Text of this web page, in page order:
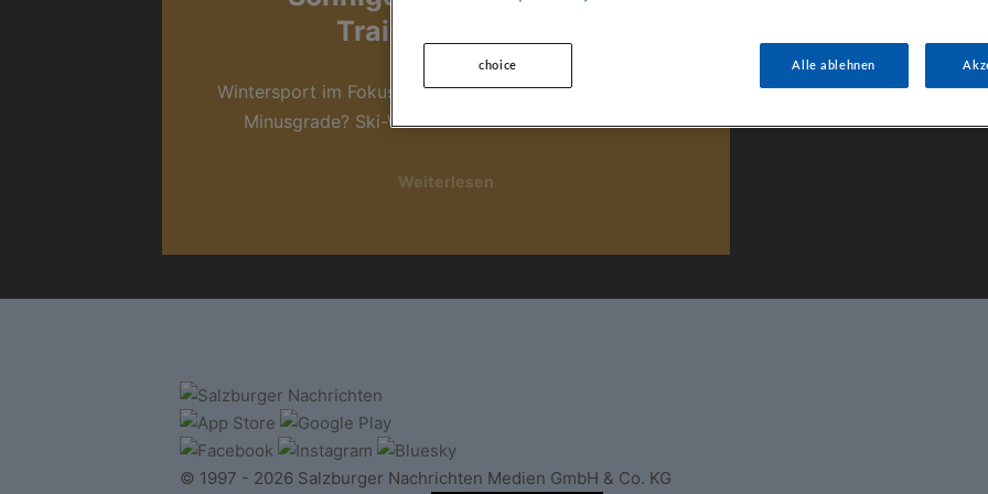
Trainingscamps
Wintersport im Fokus, Sommerathleten auf Aufbaukurs
Minusgrade? Ski-Weltmeisterschaften? Für viele…
Weiterlesen
© 1997 - 2026 Salzburger Nachrichten Medien GmbH & Co. KG
choice Alle ablehnen